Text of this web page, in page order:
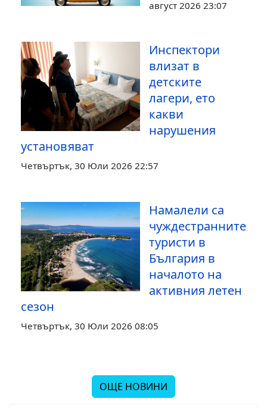
август 2026 23:07
Инспектори
влизат в
детските
лагери, ето
какви
нарушения
установяват
Четвъртък, 30 Юли 2026 22:57
Намалели са
чуждестранните
туристи в
България в
началото на
активния летен
сезон
Четвъртък, 30 Юли 2026 08:05
ОЩЕ НОВИНИ